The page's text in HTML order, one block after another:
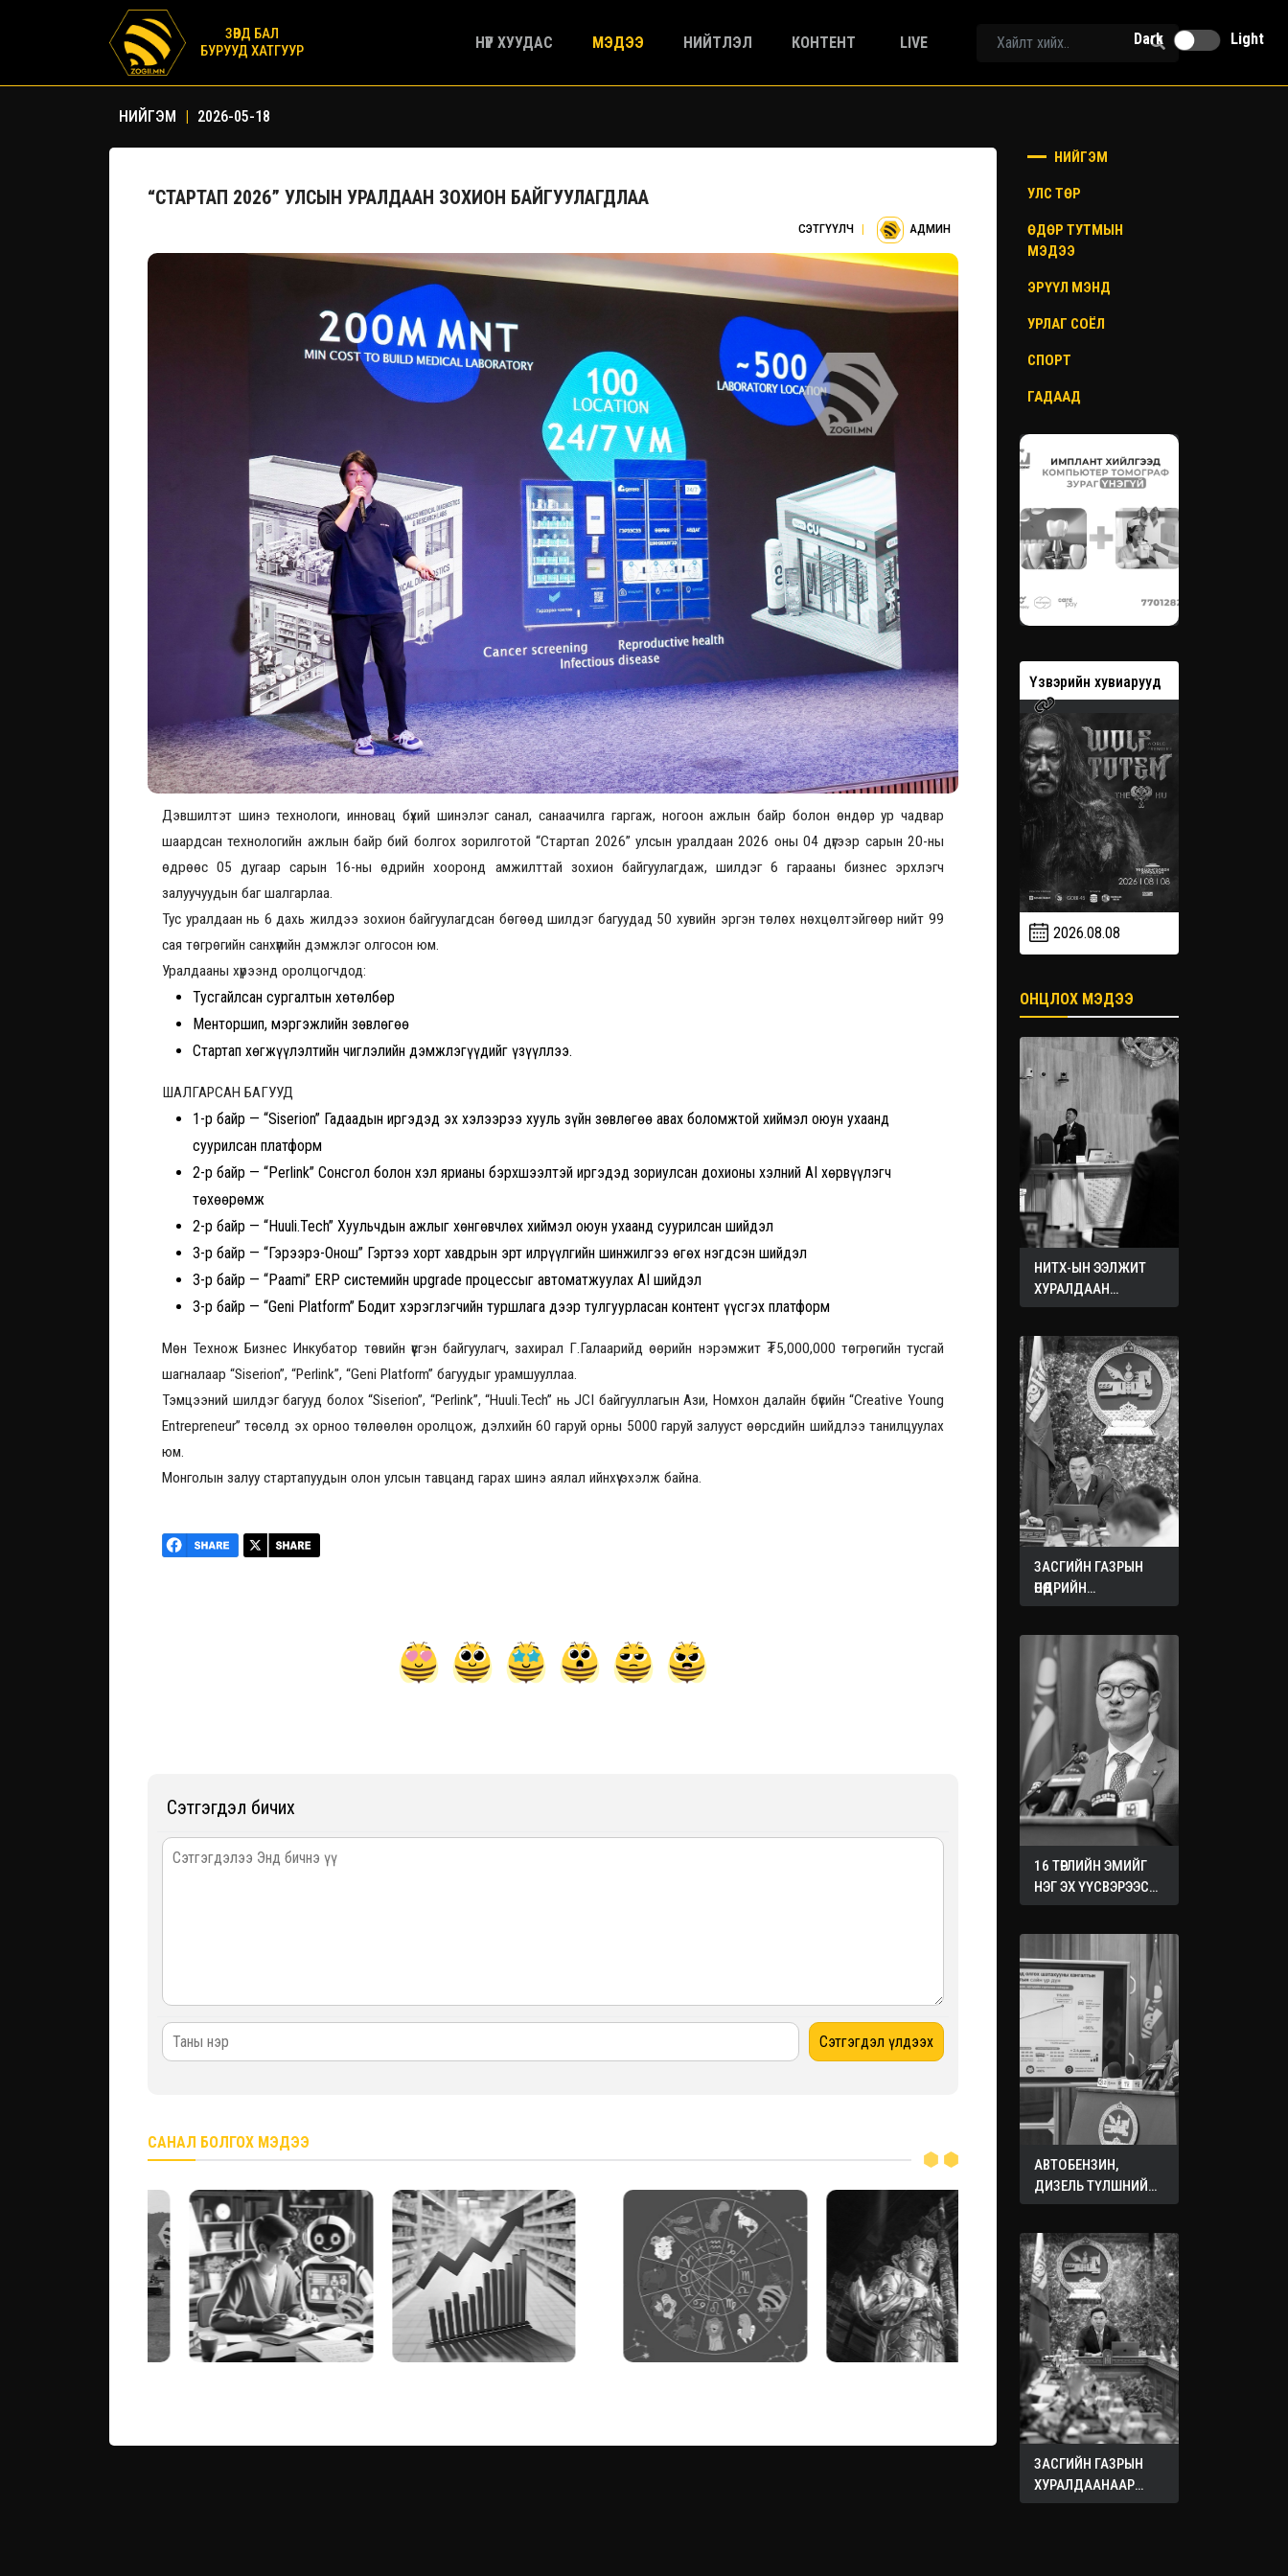
ЗӨВД БАЛ
БУРУУД ХАТГУУР
НҮҮР ХУУДАС МЭДЭЭ НИЙТЛЭЛ КОНТЕНТ LIVE Dark Light
НИЙГЭМ | 2026-05-18
“СТАРТАП 2026” УЛСЫН УРАЛДААН ЗОХИОН БАЙГУУЛАГДЛАА
СЭТГҮҮЛЧ | АДМИН
Дэвшилтэт шинэ технологи, инновац бүхий шинэлэг санал, санаачилга гаргаж, ногоон ажлын байр болон өндөр ур чадвар
шаардсан технологийн ажлын байр бий болгох зорилготой “Стартап 2026” улсын уралдаан 2026 оны 04 дүгээр сарын 20-ны
өдрөөс 05 дугаар сарын 16-ны өдрийн хооронд амжилттай зохион байгуулагдаж, шилдэг 6 гарааны бизнес эрхлэгч
залуучуудын баг шалгарлаа.
Тус уралдаан нь 6 дахь жилдээ зохион байгуулагдсан бөгөөд шилдэг багуудад 50 хувийн эргэн төлөх нөхцөлтэйгөөр нийт 99
сая төгрөгийн санхүүгийн дэмжлэг олгосон юм.
Уралдааны хүрээнд оролцогчдод:
Тусгайлсан сургалтын хөтөлбөр
Менторшип, мэргэжлийн зөвлөгөө
Стартап хөгжүүлэлтийн чиглэлийн дэмжлэгүүдийг үзүүллээ.
ШАЛГАРСАН БАГУУД
1-р байр — “Siserion” Гадаадын иргэдэд эх хэлээрээ хууль зүйн зөвлөгөө авах боломжтой хиймэл оюун ухаанд
суурилсан платформ
2-р байр — “Perlink” Сонсгол болон хэл ярианы бэрхшээлтэй иргэдэд зориулсан дохионы хэлний AI хөрвүүлэгч
төхөөрөмж
2-р байр — “Huuli.Tech” Хуульчдын ажлыг хөнгөвчлөх хиймэл оюун ухаанд суурилсан шийдэл
3-р байр — “Гэрээрэ-Онош” Гэртээ хорт хавдрын эрт илрүүлгийн шинжилгээ өгөх нэгдсэн шийдэл
3-р байр — “Paami” ERP системийн upgrade процессыг автоматжуулах AI шийдэл
3-р байр — “Geni Platform” Бодит хэрэглэгчийн туршлага дээр тулгуурласан контент үүсгэх платформ
Мөн Технож Бизнес Инкубатор төвийн үүсгэн байгуулагч, захирал Г.Галаарийд өөрийн нэрэмжит ₮5,000,000 төгрөгийн тусгай
шагналаар “Siserion”, “Perlink”, “Geni Platform” багуудыг урамшууллаа.
Тэмцээний шилдэг багууд болох “Siserion”, “Perlink”, “Huuli.Tech” нь JCI байгууллагын Ази, Номхон далайн бүсийн “Creative Young
Entrepreneur” төсөлд эх орноо төлөөлөн оролцож, дэлхийн 60 гаруй орны 5000 гаруй залууст өөрсдийн шийдлээ танилцуулах
юм.
Монголын залуу стартапуудын олон улсын тавцанд гарах шинэ аялал ийнхүү эхэлж байна.
Сэтгэгдэл бичих
САНАЛ БОЛГОХ МЭДЭЭ
НИЙГЭМ
УЛС ТӨР
ӨДӨР ТУТМЫН
МЭДЭЭ
ЭРҮҮЛ МЭНД
УРЛАГ СОЁЛ
СПОРТ
ГАДААД
Үзвэрийн хувиарууд Үзвэрийн хувиарууд Үзвэрийн хувиарууд
2026.08.08
ОНЦЛОХ МЭДЭЭ
НИТХ-ЫН ЭЭЛЖИТ
ХУРАЛДААН
ЭХЭЛЛЭЭ
ЗАСГИЙН ГАЗРЫН
ӨНӨӨДРИЙН
ХУРАЛДААНААС
ШИЙДВЭРҮҮД
16 ТӨРЛИЙН ЭМИЙГ
НЭГ ЭХ ҮҮСВЭРЭЭС
ХУДАЛДАН АВАХ
АВТОБЕНЗИН,
ДИЗЕЛЬ ТҮЛШНИЙ
ОНЦГОЙ АЛБАН
ЗАСГИЙН ГАЗРЫН
ХУРАЛДААНААР
ХЭЛЭЛЦЭЖ БУЙ